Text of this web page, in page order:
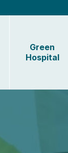
Green
Hospital